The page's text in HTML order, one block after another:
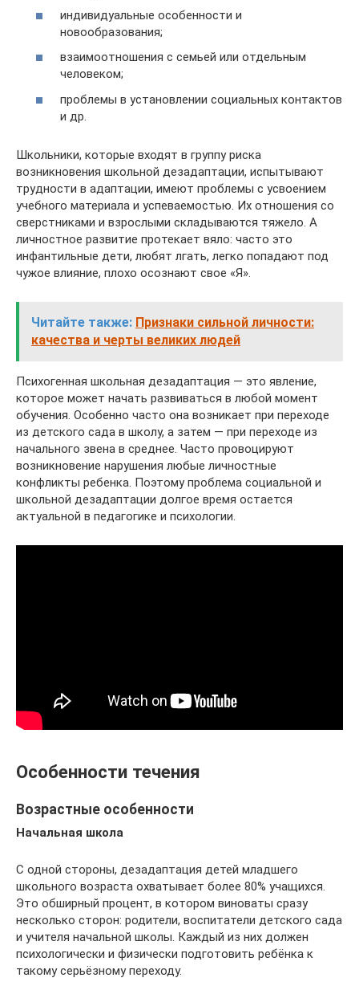
индивидуальные особенности и
новообразования;
взаимоотношения с семьей или отдельным
человеком;
проблемы в установлении социальных контактов
и др.
Школьники, которые входят в группу риска
возникновения школьной дезадаптации, испытывают
трудности в адаптации, имеют проблемы с усвоением
учебного материала и успеваемостью. Их отношения со
сверстниками и взрослыми складываются тяжело. А
личностное развитие протекает вяло: часто это
инфантильные дети, любят лгать, легко попадают под
чужое влияние, плохо осознают свое «Я».
Читайте также: Признаки сильной личности:
качества и черты великих людей
Психогенная школьная дезадаптация — это явление,
которое может начать развиваться в любой момент
обучения. Особенно часто она возникает при переходе
из детского сада в школу, а затем — при переходе из
начального звена в среднее. Часто провоцируют
возникновение нарушения любые личностные
конфликты ребенка. Поэтому проблема социальной и
школьной дезадаптации долгое время остается
актуальной в педагогике и психологии.
Особенности течения
Возрастные особенности
Начальная школа
С одной стороны, дезадаптация детей младшего
школьного возраста охватывает более 80% учащихся.
Это обширный процент, в котором виноваты сразу
несколько сторон: родители, воспитатели детского сада
и учителя начальной школы. Каждый из них должен
психологически и физически подготовить ребёнка к
такому серьёзному переходу.